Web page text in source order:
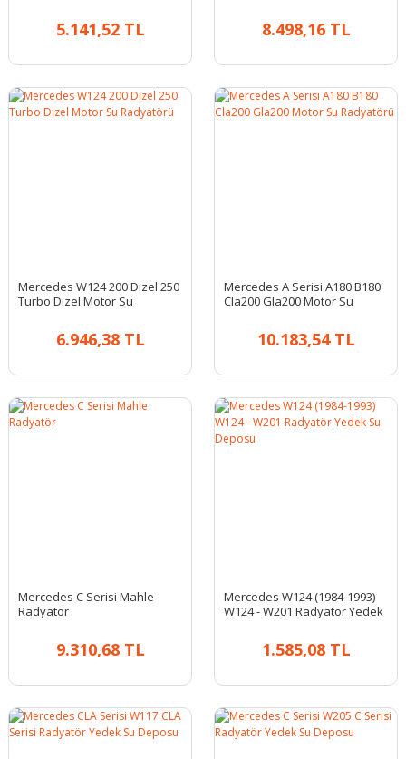
5.141,52 TL 8.498,16 TL
Mercedes W124 200 Dizel 250
Turbo Dizel Motor Su
6.946,38 TL
Mercedes A Serisi A180 B180
Cla200 Gla200 Motor Su
10.183,54 TL
Mercedes C Serisi Mahle
Radyatör
9.310,68 TL
Mercedes W124 (1984-1993)
W124 - W201 Radyatör Yedek
1.585,08 TL